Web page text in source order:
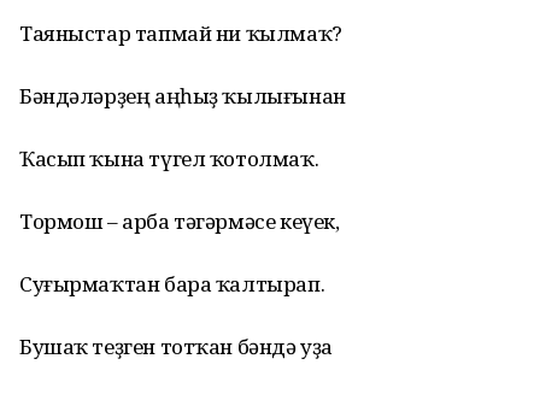
Таяныстар тапмай ни ҡылмаҡ?
Бәндәләрҙең аңһыҙ ҡылығынан
Ҡасып ҡына түгел ҡотолмаҡ.
Тормош – арба тәгәрмәсе кеүек,
Суғырмаҡтан бара ҡалтырап.
Бушаҡ теҙген тотҡан бәндә уҙа